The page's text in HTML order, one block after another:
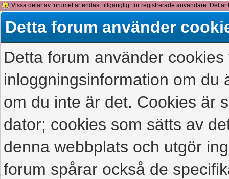
Vissa delar av forumet är endast tillgängligt för registrerade användare. Det
detta meddelande.
Detta forum använder
Detta forum använder
inloggningsinformation om du
om du inte är det. Cookies är
dator; cookies som sätts av
denna webbplats och utgör
forum spårar också de